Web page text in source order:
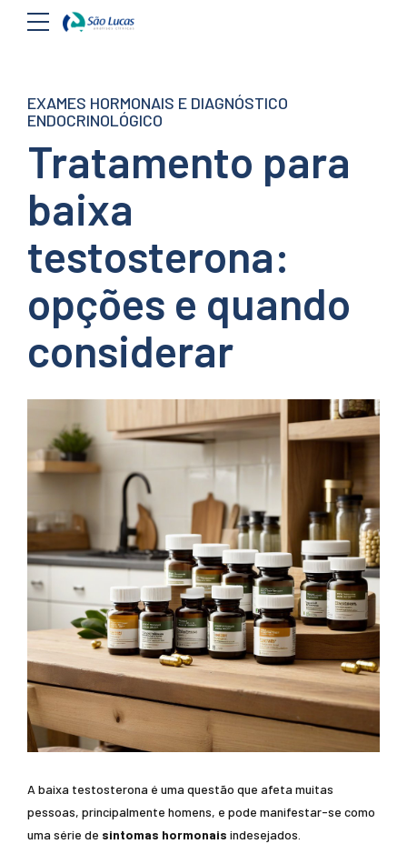
EXAMES HORMONAIS E DIAGNÓSTICO
ENDOCRINOLÓGICO
Tratamento para
baixa
testosterona:
opções e quando
considerar
A baixa testosterona é uma questão que afeta muitas
pessoas, principalmente homens, e pode manifestar-se como
uma série de sintomas hormonais indesejados.